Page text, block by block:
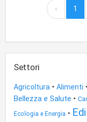
‹ 1
Settori
Agricoltura • Alimenti •
Bellezza e Salute •
Ecologia e Energia •